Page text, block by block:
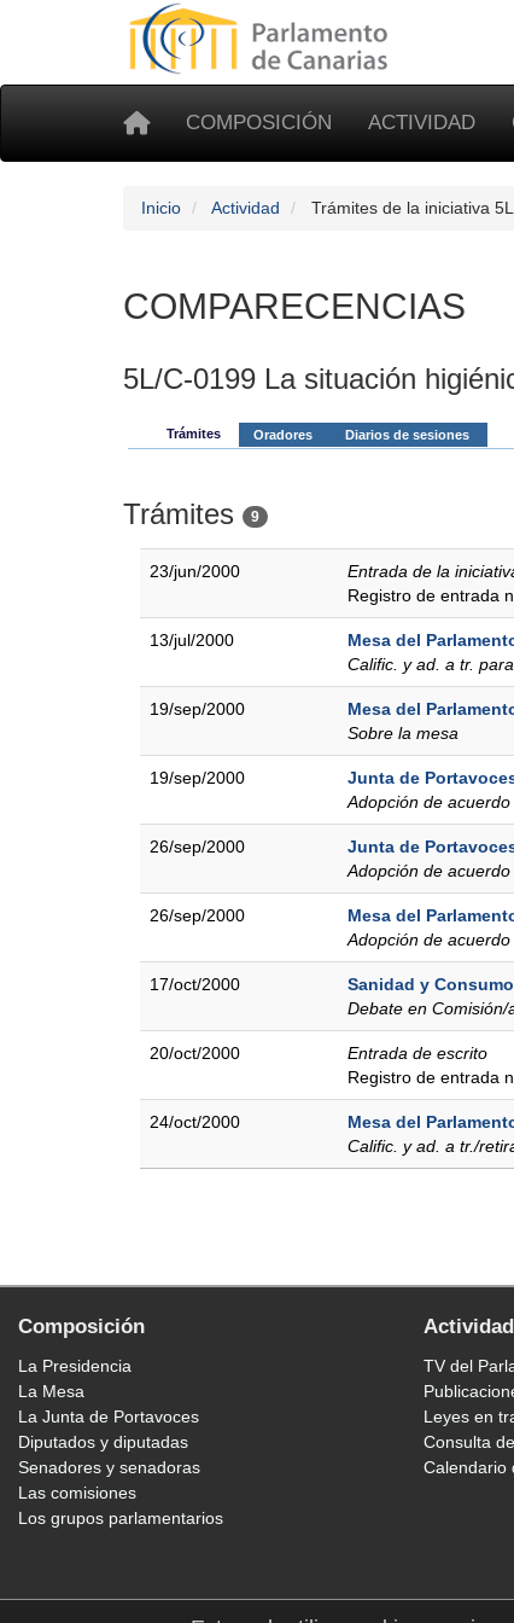
COMPOSICIÓN ACTIVIDAD
Inicio Actividad Trámites de la iniciativa
COMPARECENCIAS
5L/C-0199 La situación
Trámites Oradores Diarios de sesiones
Trámites 9
23/jun/2000
Entrada de la
Registro de entrada
13/jul/2000
Mesa del
Calific. y ad. a tr.
19/sep/2000
Mesa del
Sobre la mesa
19/sep/2000
Junta de
Adopción de
26/sep/2000
Junta de
Adopción de
26/sep/2000
Mesa del
Adopción de
17/oct/2000
Sanidad y Consumo
Debate en Comisión/
20/oct/2000
Entrada de escrito
Registro de entrada
24/oct/2000
Mesa del
Calific. y ad. a tr./
Composición
La Presidencia
La Mesa
La Junta de Portavoces
Diputados y diputadas
Senadores y senadoras
Las comisiones
Los grupos parlamentarios
TV del
Leyes en
Consulta
Calendario